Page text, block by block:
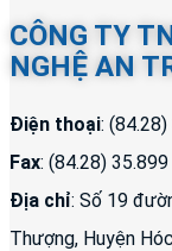
CÔNG TY
NGHỆ AN
Điện thoại:
Fax: (84.28)
Địa chỉ: Số 19
Thượng, Huyện